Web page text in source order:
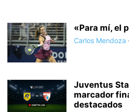
«Para mí, el
Carlos Mendoza
Juventus
marcador
destacados